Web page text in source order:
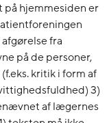
på hjemmesiden er
fra
på de personer,
kritik i form af
3)
af lægernes